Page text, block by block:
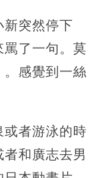
新突然停下
了一句。莫
感覺到一絲
者游泳的時
和廣志去男